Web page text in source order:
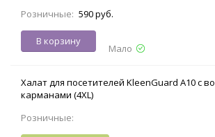
Розничные: 590 руб.
В корзину
Мало
Халат для посетителей KleenGuard A10 с
карманами (4XL)
Розничные: